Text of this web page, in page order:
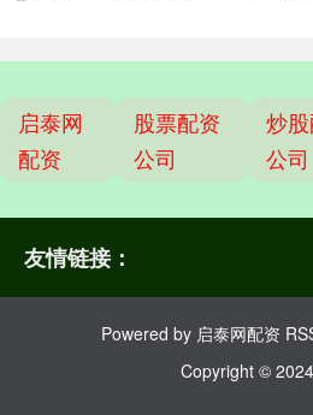
启泰网
配资
股票配资
公司
炒
公司
友情链接：
Powered by 启泰网配资
Copyright ©